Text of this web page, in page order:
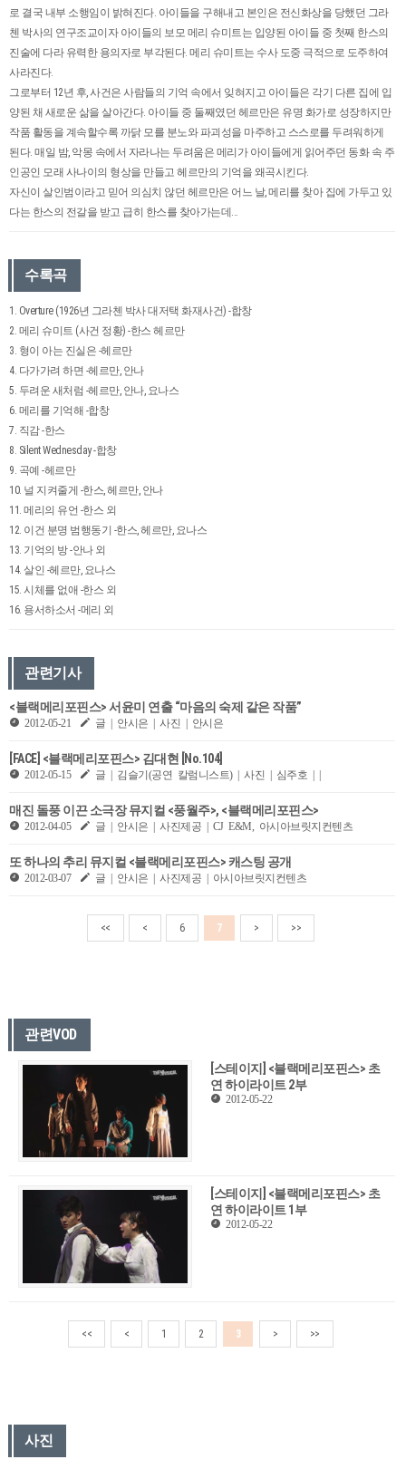
로 결국 내부 소행임이 밝혀진다. 아이들을 구해내고 본인은 전신화상을 당했던 그라
첸 박사의 연구조교이자 아이들의 보모 메리 슈미트는 입양된 아이들 중 첫째 한스의
진술에 다라 유력한 용의자로 부각된다. 메리 슈미트는 수사 도중 극적으로 도주하여
사라진다.
그로부터 12년 후, 사건은 사람들의 기억 속에서 잊혀지고 아이들은 각기 다른 집에 입
양된 채 새로운 삶을 살아간다. 아이들 중 둘째였던 헤르만은 유명 화가로 성장하지만
작품 활동을 계속할수록 까닭 모를 분노와 파괴성을 마주하고 스스로를 두려워하게
된다. 매일 밤, 악몽 속에서 자라나는 두려움은 메리가 아이들에게 읽어주던 동화 속 주
인공인 모래 사나이의 형상을 만들고 헤르만의 기억을 왜곡시킨다.
자신이 살인범이라고 믿어 의심치 않던 헤르만은 어느 날, 메리를 찾아 집에 가두고 있
다는 한스의 전갈을 받고 급히 한스를 찾아가는데...
수록곡
1. Overture (1926년 그라첸 박사 대저택 화재사건) -합창
2. 메리 슈미트 (사건 정황) -한스 헤르만
3. 형이 아는 진실은 -헤르만
4. 다가가려 하면 -헤르만, 안나
5. 두려운 새처럼 -헤르만, 안나, 요나스
6. 메리를 기억해 -합창
7. 직감 -한스
8. Silent Wednesday -합창
9. 곡예 -헤르만
10. 널 지켜줄게 -한스, 헤르만, 안나
11. 메리의 유언 -한스 외
12. 이건 분명 범행동기 -한스, 헤르만, 요나스
13. 기억의 방 -안나 외
14. 살인 -헤르만, 요나스
15. 시체를 없애 -한스 외
16. 용서하소서 -메리 외
관련기사
<블랙메리포핀스> 서윤미 연출 “마음의 숙제 같은 작품”
2012-05-21 글 | 안시은 | 사진 | 안시은
[FACE] <블랙메리포핀스> 김대현 [No.104]
2012-05-15 글 | 김슬기(공연 칼럼니스트) | 사진 | 심주호 | |
매진 돌풍 이끈 소극장 뮤지컬 <풍월주>, <블랙메리포핀스>
2012-04-05 글 | 안시은 | 사진제공 | CJ E&M, 아시아브릿지컨텐츠
또 하나의 추리 뮤지컬 <블랙메리포핀스> 캐스팅 공개
2012-03-07 글 | 안시은 | 사진제공 | 아시아브릿지컨텐츠
<< < 6 7 > >>
관련VOD
[스테이지] <블랙메리포핀스> 초
연 하이라이트 2부
2012-05-22
[스테이지] <블랙메리포핀스> 초
연 하이라이트 1부
2012-05-22
<< < 1 2 3 > >>
사진